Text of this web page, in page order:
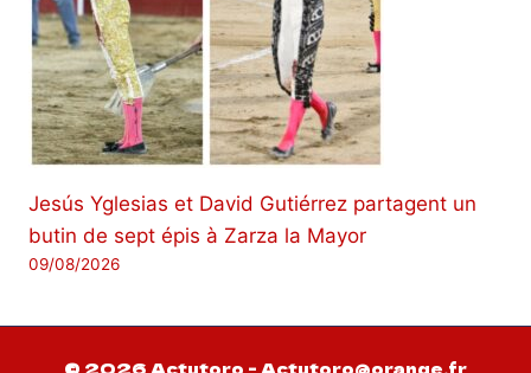
Jesús Yglesias et David Gutiérrez partagent un
butin de sept épis à Zarza la Mayor
09/08/2026